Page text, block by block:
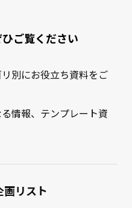
ご覧ください
別にお役立ち資料をご
情報、テンプレート資
リスト